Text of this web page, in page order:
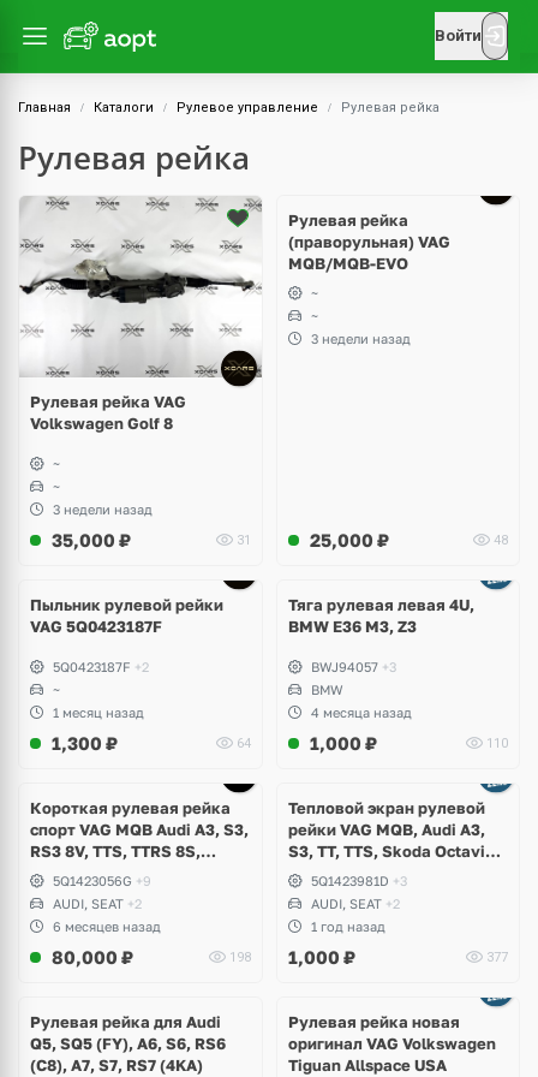
Войти
Главная Каталоги Рулевое управление Рулевая рейка
Рулевая рейка
Рулевая рейка VAG
Volkswagen Golf 8
~
~
3 недели назад
35,000 ₽ 31
Рулевая рейка
(праворульная) VAG
MQB/MQB-EVO
~
~
3 недели назад
25,000 ₽ 48
Пыльник рулевой рейки
VAG 5Q0423187F
5Q0423187F +2
~
1 месяц назад
1,300 ₽ 64
Тяга рулевая левая 4U,
BMW E36 M3, Z3
BWJ94057 +3
BMW
4 месяца назад
1,000 ₽ 110
Короткая рулевая рейка
спорт VAG MQB Audi A3, S3,
RS3 8V, TTS, TTRS 8S,
Volkswagen Golf 7.5 R, GTI,
Arteon, T-Roc, Seat Leon,
Cupra
5Q1423056G +9
AUDI, SEAT +2
6 месяцев назад
80,000 ₽ 198
Тепловой экран рулевой
рейки VAG MQB, Audi A3,
S3, TT, TTS, Skoda Octavia,
Superb, Kodiaq, Karoq,
Volkswagen Tiguan, Arteon,
Passat B8, Taos, Tayron,
Taos, T-Roc, Golf 7.5, 8, Seat
Leon
5Q1423981D +3
AUDI, SEAT +2
1 год назад
1,000 ₽ 377
Рулевая рейка для Audi
Q5, SQ5 (FY), A6, S6, RS6
(С8), A7, S7, RS7 (4KA)
Рулевая рейка новая
оригинал VAG Volkswagen
Tiguan Allspace USA